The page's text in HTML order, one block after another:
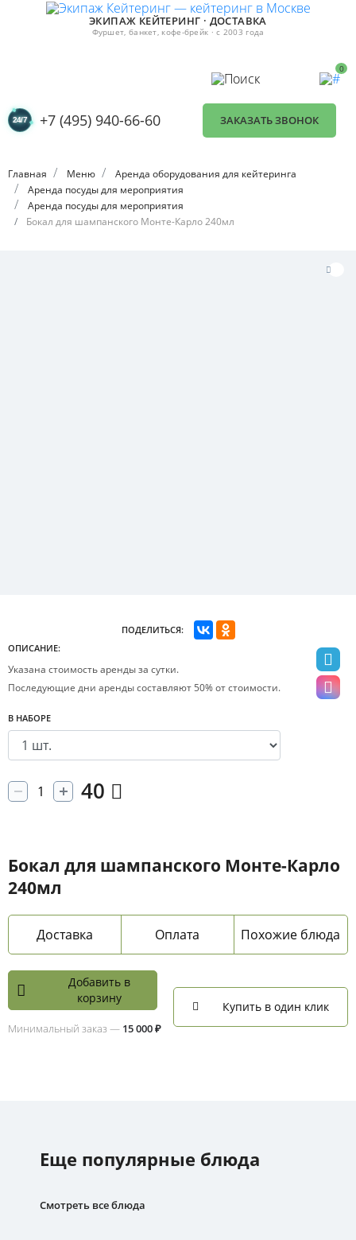
ЭКИПАЖ КЕЙТЕРИНГ · ДОСТАВКА
Фуршет, банкет, кофе-брейк · с 2003 года
0
+7 (495) 940-66-60 ЗАКАЗАТЬ ЗВОНОК
Главная Меню
Аренда оборудования для кейтеринга
Аренда посуды для мероприятия
Аренда посуды для мероприятия
Бокал для шампанского Монте-Карло 240мл
ПОДЕЛИТЬСЯ:
Бокал для шампанского Монте-Карло
240мл
Доставка Оплата Похожие блюда
ОПИСАНИЕ:
Указана стоимость аренды за сутки.
Последующие дни аренды составляют 50% от стоимости.
В НАБОРЕ
40
Добавить в
корзину
Минимальный заказ — 15 000 ₽
Купить в один клик
Еще популярные блюда
Смотреть все блюда